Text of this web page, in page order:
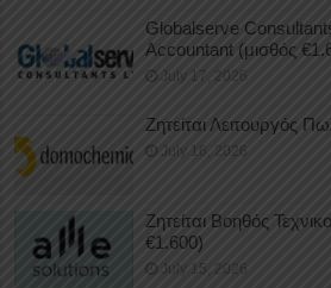
Globalserve
Accountant (μισθός
July 17, 2026
Ζητείται Λειτουργός
July 16, 2026
Ζητείται Βοηθός
€1.600)
July 15, 2026